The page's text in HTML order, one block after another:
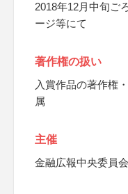
2018年12月中旬ご
ージ等にて
著作権の扱い
入賞作品の著作権
属
主催
金融広報中央委員会